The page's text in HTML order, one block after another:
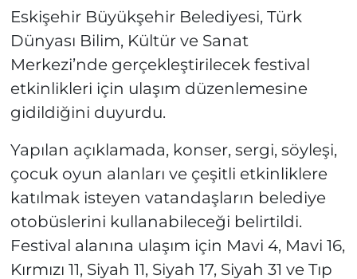
Eskişehir Büyükşehir Belediyesi, Türk
Dünyası Bilim, Kültür ve Sanat
Merkezi’nde gerçekleştirilecek festival
etkinlikleri için ulaşım düzenlemesine
gidildiğini duyurdu.
Yapılan açıklamada, konser, sergi, söyleşi,
çocuk oyun alanları ve çeşitli etkinliklere
katılmak isteyen vatandaşların belediye
otobüslerini kullanabileceği belirtildi.
Festival alanına ulaşım için Mavi 4, Mavi 16,
Kırmızı 11, Siyah 11, Siyah 17, Siyah 31 ve Tıp